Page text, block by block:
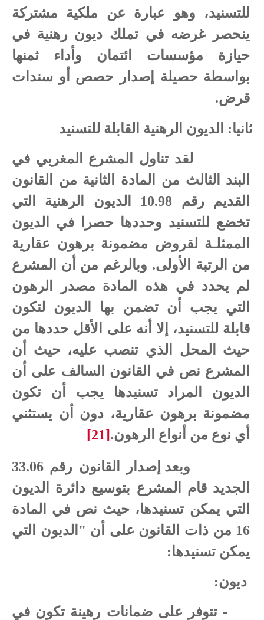
للتسنيد، وهو عبارة عن ملكية مشتركة
ينحصر غرضه في تملك ديون رهنية في
حيازة مؤسسات ائتمان وأداء ثمنها
بواسطة حصيلة إصدار حصص أو سندات
قرض.
ثانيا: الديون الرهنية القابلة للتسنيد
لقد تناول المشرع المغربي في
البند الثالث من المادة الثانية من القانون
القديم رقم 10.98 الديون الرهنية التي
تخضع للتسنيد وحددها حصرا في الديون
الممثلـة لقروض مضمونة برهون عقارية
من الرتبة الأولى. وبالرغم من أن المشرع
لم يحدد في هذه المادة مصدر الرهون
التي يجب أن تضمن بها الديون لتكون
قابلة للتسنيد، إلا أنه على الأقل حددها من
حيث المحل الذي تنصب عليه، حيث أن
المشرع نص في القانون السالف على أن
الديون المراد تسنيدها يجب أن تكون
مضمونة برهون عقارية، دون أن يستثني
أي نوع من أنواع الرهون.[21]
وبعد إصدار القانون رقم 33.06
الجديد قام المشرع بتوسيع دائرة الديون
التي يمكن تسنيدها، حيث نص في المادة
16 من ذات القانون على أن "الديون التي
يمكن تسنيدها:
ديون:
- تتوفر على ضمانات رهينة تكون في